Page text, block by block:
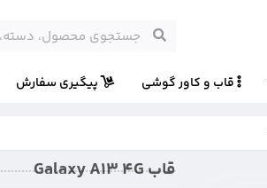
قاب و کاور گوشی پیگیری سفارش
قاب Galaxy A13 4G